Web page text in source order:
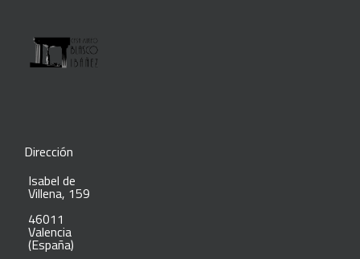
Dirección
Isabel de
Villena, 159
46011
Valencia
(España)